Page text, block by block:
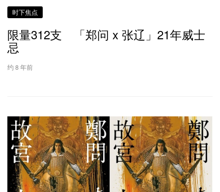
时下焦点
限量312支 「郑问 x 张辽」21年威士
忌
约 8 年前